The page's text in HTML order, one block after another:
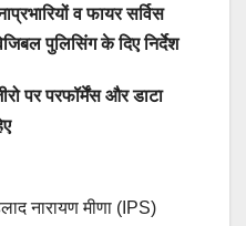
व फायर सर्विस
पुलिसिंग के दिए निर्देश
पर परफॉर्मेंस और डाटा
नारायण मीणा (IPS)